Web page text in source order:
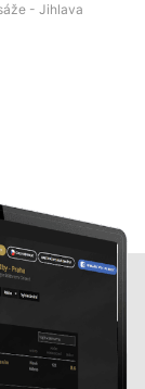
- Jihlava